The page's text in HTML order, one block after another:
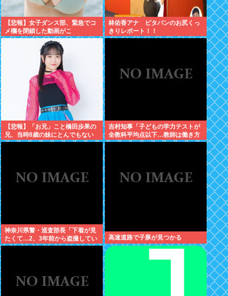
【悲報】女子ダンス部、緊急でコ
メ欄を閉鎖した動画がこ
れ・・・・・
林佑香アナ ピタパンのお尻くっ
きりレポート！！
【悲報】「お兄」こと橋田歩果の
兄、当時8歳の妹にとんでもない
ことを頼む
吉村知事「子どもの学力テストが
全教科平均点以下…教師は働き方
改革とか言ってないでどうにかし
神奈川県警・巡査部長「下着が見
たくて…2、3年前から盗撮してい
る」減給
高速道路で子豚が見つかる